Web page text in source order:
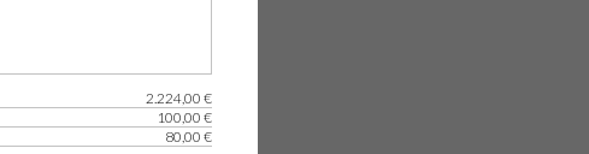
2.224,00 €
100,00 €
80,00 €